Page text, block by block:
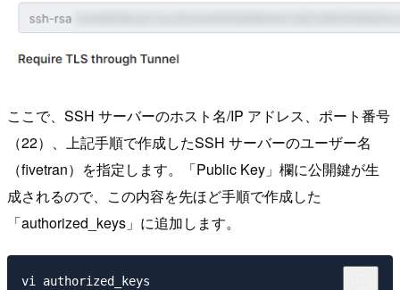
ここで、SSH サーバーのホスト名/IP アドレス、ポート番号
（22）、上記手順で作成したSSH サーバーのユーザー名
（fivetran）を指定します。「Public Key」欄に公開鍵が生
成されるので、この内容を先ほど手順で作成した
「authorized_keys」に追加します。